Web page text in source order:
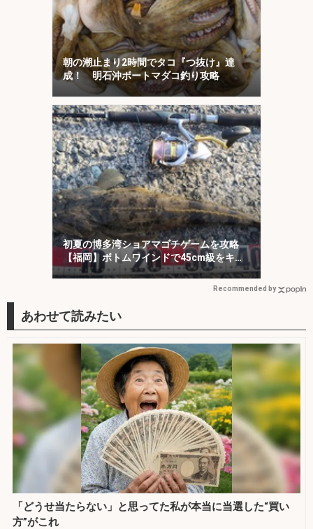
朝の潮止まり2時間でタコ『つ抜け』達
成！ 明石沖ボートマダコ釣り攻略
初夏の博多湾ショアマゴチゲームを攻略
【福岡】ボトムワインドで45cm級をキャ
ッチ！
Recommended by
「どうせ当たらない」と思ってた私が本当に当選した“買い
方”がこれ